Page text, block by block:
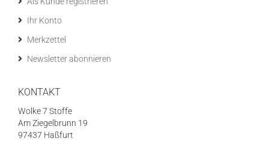
Ihr Konto
Merkzettel
Newsletter abonnieren
KONTAKT
Wolke 7 Stoffe
Am Ziegelbrunn 19
97437 Haßfurt